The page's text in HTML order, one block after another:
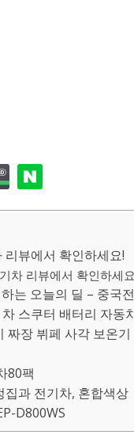
뷰에서 확인하세요!
차 리뷰에서 확인하세
는 오늘의 딜 – 중국
스쿠터 배터리 자
짜장 뷔페 사각 보온
80팩
집과 전기차, 혼합색상
D800WS